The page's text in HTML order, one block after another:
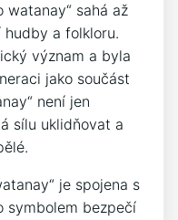
‍watanay“ sahá až
a ‌folkloru.
význam ⁣a ​byla‌
jako ‍součást
není jen
sílu uklidňovat a
je spojena s
symbolem bezpečí